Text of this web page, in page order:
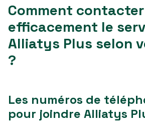
Comment contacter
efficacement le
Alliatys Plus selon
?
Les numéros de
pour joindre Alliatys